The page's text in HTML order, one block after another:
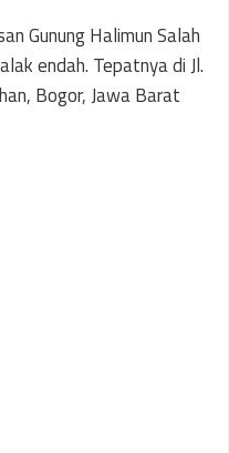
Gunung Halimun Salah
endah. Tepatnya di Jl.
Bogor, Jawa Barat